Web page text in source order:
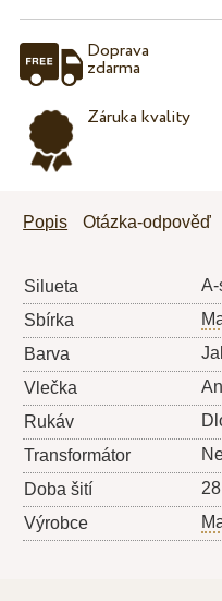
Doprava
zdarma
Záruka kvality
Popis Otázka-odpověď
Silueta
Sbírka
Barva
Vlečka
Rukáv
Transformátor
Doba šití
Výrobce